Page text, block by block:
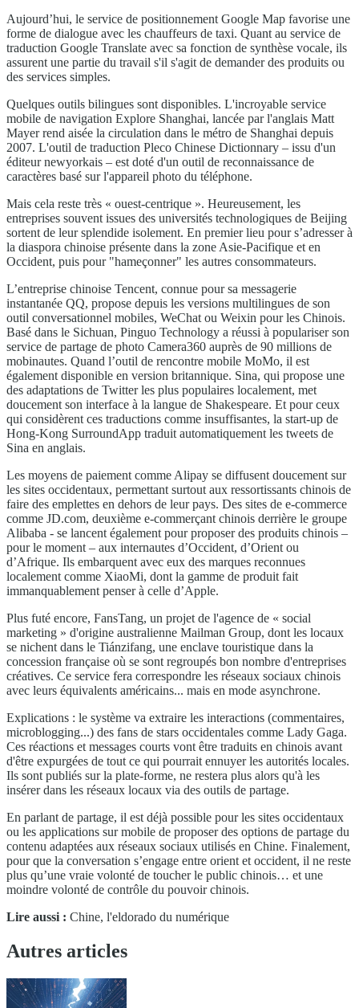
Aujourd’hui, le service de positionnement Google Map favorise une
forme de dialogue avec les chauffeurs de taxi. Quant au service de
traduction Google Translate avec sa fonction de synthèse vocale, ils
assurent une partie du travail s'il s'agit de demander des produits ou
des services simples.
Quelques outils bilingues sont disponibles. L'incroyable service
mobile de navigation Explore Shanghai, lancée par l'anglais Matt
Mayer rend aisée la circulation dans le métro de Shanghai depuis
2007. L'outil de traduction Pleco Chinese Dictionnary – issu d'un
éditeur newyorkais – est doté d'un outil de reconnaissance de
caractères basé sur l'appareil photo du téléphone.
Mais cela reste très « ouest-centrique ». Heureusement, les
entreprises souvent issues des universités technologiques de Beijing
sortent de leur splendide isolement. En premier lieu pour s’adresser à
la diaspora chinoise présente dans la zone Asie-Pacifique et en
Occident, puis pour "hameçonner" les autres consommateurs.
L’entreprise chinoise Tencent, connue pour sa messagerie
instantanée QQ, propose depuis les versions multilingues de son
outil conversationnel mobiles, WeChat ou Weixin pour les Chinois.
Basé dans le Sichuan, Pinguo Technology a réussi à populariser son
service de partage de photo Camera360 auprès de 90 millions de
mobinautes. Quand l’outil de rencontre mobile MoMo, il est
également disponible en version britannique. Sina, qui propose une
des adaptations de Twitter les plus populaires localement, met
doucement son interface à la langue de Shakespeare. Et pour ceux
qui considèrent ces traductions comme insuffisantes, la start-up de
Hong-Kong SurroundApp traduit automatiquement les tweets de
Sina en anglais.
Les moyens de paiement comme Alipay se diffusent doucement sur
les sites occidentaux, permettant surtout aux ressortissants chinois de
faire des emplettes en dehors de leur pays. Des sites de e-commerce
comme JD.com, deuxième e-commerçant chinois derrière le groupe
Alibaba - se lancent également pour proposer des produits chinois –
pour le moment – aux internautes d’Occident, d’Orient ou
d’Afrique. Ils embarquent avec eux des marques reconnues
localement comme XiaoMi, dont la gamme de produit fait
immanquablement penser à celle d’Apple.
Plus futé encore, FansTang, un projet de l'agence de « social
marketing » d'origine australienne Mailman Group, dont les locaux
se nichent dans le Tiánzifang, une enclave touristique dans la
concession française où se sont regroupés bon nombre d'entreprises
créatives. Ce service fera correspondre les réseaux sociaux chinois
avec leurs équivalents américains... mais en mode asynchrone.
Explications : le système va extraire les interactions (commentaires,
microblogging...) des fans de stars occidentales comme Lady Gaga.
Ces réactions et messages courts vont être traduits en chinois avant
d'être expurgées de tout ce qui pourrait ennuyer les autorités locales.
Ils sont publiés sur la plate-forme, ne restera plus alors qu'à les
insérer dans les réseaux locaux via des outils de partage.
En parlant de partage, il est déjà possible pour les sites occidentaux
ou les applications sur mobile de proposer des options de partage du
contenu adaptées aux réseaux sociaux utilisés en Chine. Finalement,
pour que la conversation s’engage entre orient et occident, il ne reste
plus qu’une vraie volonté de toucher le public chinois… et une
moindre volonté de contrôle du pouvoir chinois.
Lire aussi : Chine, l'eldorado du numérique
Autres articles